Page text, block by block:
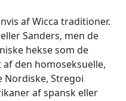
af Wicca traditioner.
Sanders, men de
hekse som de
den homoseksuelle,
Nordiske, Stregoi
af spansk eller